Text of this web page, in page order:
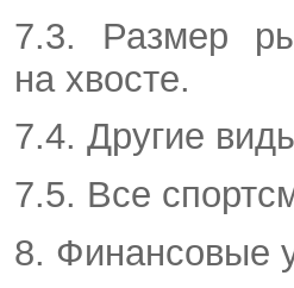
7.3. Размер
на хвосте.
7.4. Другие
7.5. Все
8. Финансовые